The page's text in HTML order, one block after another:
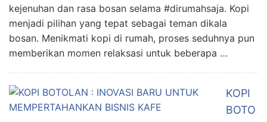
kejenuhan dan rasa bosan selama #dirumahsaja. Kopi
menjadi pilihan yang tepat sebagai teman dikala
bosan. Menikmati kopi di rumah, proses seduhnya pun
memberikan momen relaksasi untuk beberapa …
KOPI
BOTO